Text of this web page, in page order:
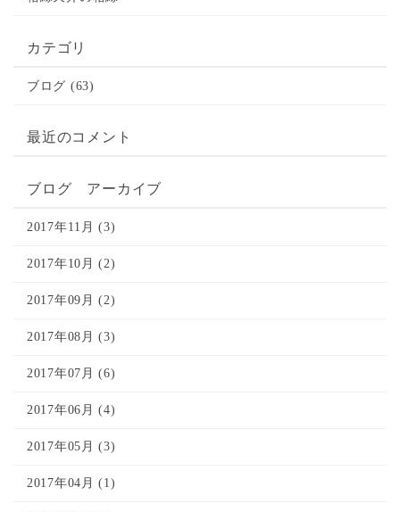
カテゴリ
ブログ (63)
最近のコメント
ブログ アーカイブ
2017年11月 (3)
2017年10月 (2)
2017年09月 (2)
2017年08月 (3)
2017年07月 (6)
2017年06月 (4)
2017年05月 (3)
2017年04月 (1)